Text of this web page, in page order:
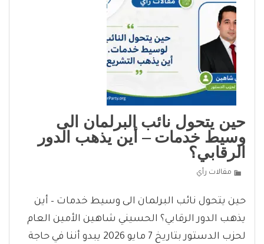
حين يتحول نائب البرلمان الى
وسيط خدمات – أين يذهب الدور
الرقابي؟
مقالات رأي
حين يتحول نائب البرلمان الى وسيط خدمات – أين
يذهب الدور الرقابي؟ الحسيني شاهين الأمين العام
لحزب الدستور بتاريخ 7 مايو 2026 يبدو أننا في حاجة